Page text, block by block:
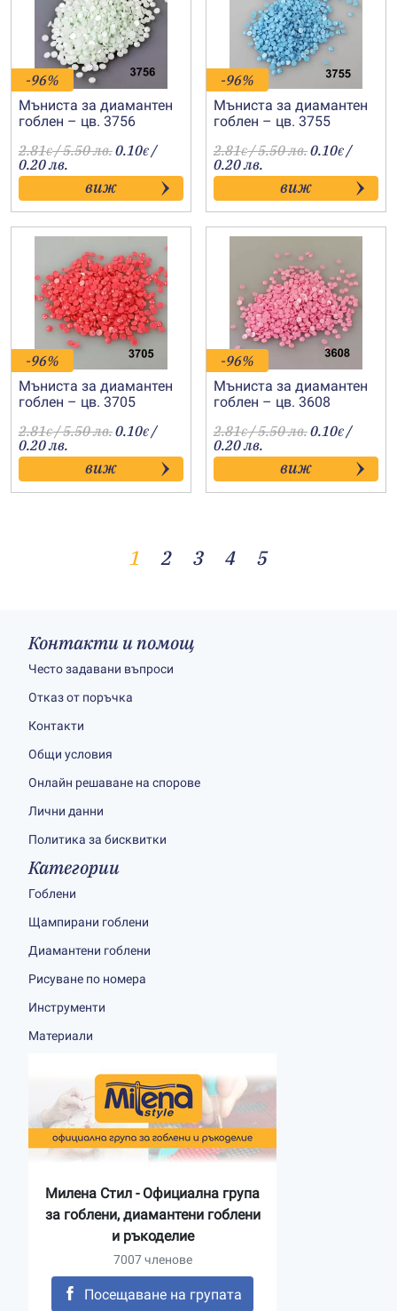
-96%
Мъниста за диамантен
гоблен – цв. 3756
2.81€/ 5.50 лв.0.10€ /
0.20 лв.
виж
-96%
Мъниста за диамантен
гоблен – цв. 3755
2.81€/ 5.50 лв.0.10€ /
0.20 лв.
виж
-96%
Мъниста за диамантен
гоблен – цв. 3705
2.81€/ 5.50 лв.0.10€ /
0.20 лв.
виж
-96%
Мъниста за диамантен
гоблен – цв. 3608
2.81€/ 5.50 лв.0.10€ /
0.20 лв.
виж
1 2 3 4 5
Контакти и помощ
Често задавани въпроси
Отказ от поръчка
Контакти
Общи условия
Онлайн решаване на спорове
Лични данни
Политика за бисквитки
Категории
Гоблени
Щампирани гоблени
Диамантени гоблени
Рисуване по номера
Инструменти
Материали
Милена Стил - Официална група
за гоблени, диамантени гоблени
и ръкоделие
7007 членове
Посещаване на групата